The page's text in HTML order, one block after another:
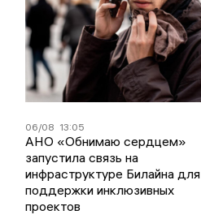
06/08 13:05
АНО «Обнимаю сердцем»
запустила связь на
инфраструктуре Билайна для
поддержки инклюзивных
проектов